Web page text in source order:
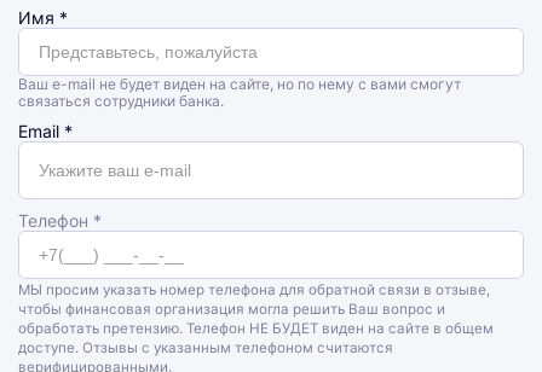
Имя *
Ваш e-mail не будет виден на сайте, но по нему с вами смогут
связаться сотрудники банка.
Email *
Телефон *
МЫ просим указать номер телефона для обратной связи в отзыве,
чтобы финансовая организация могла решить Ваш вопрос и
обработать претензию. Телефон НЕ БУДЕТ виден на сайте в общем
доступе. Отзывы с указанным телефоном считаются
верифицированными.